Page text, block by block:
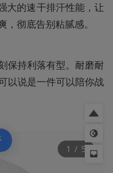
大的速干排汗性能，让
彻底告别粘腻感。
保持利落有型。耐磨耐
以说是一件可以陪你战
1 / 5